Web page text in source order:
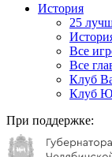
История
25
Все
Все
Клуб
Клуб
При поддержке: